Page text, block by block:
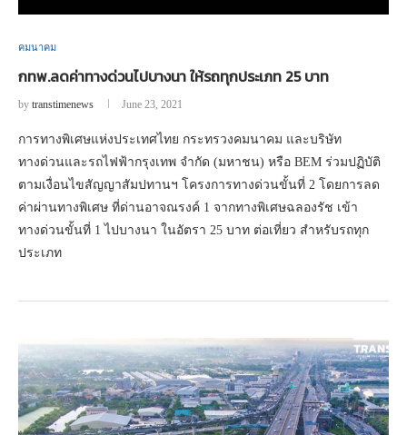
คมนาคม
กทพ.ลดค่าทางด่วนไปบางนา ให้รถทุกประเภท 25 บาท
by transtimenews June 23, 2021
การทางพิเศษแห่งประเทศไทย กระทรวงคมนาคม และบริษัท
ทางด่วนและรถไฟฟ้ากรุงเทพ จำกัด (มหาชน) หรือ BEM ร่วมปฏิบัติ
ตามเงื่อนไขสัญญาสัมปทานฯ โครงการทางด่วนขั้นที่ 2 โดยการลด
ค่าผ่านทางพิเศษ ที่ด่านอาจณรงค์ 1 จากทางพิเศษฉลองรัช เข้า
ทางด่วนขั้นที่ 1 ไปบางนา ในอัตรา 25 บาท ต่อเที่ยว สำหรับรถทุก
ประเภท